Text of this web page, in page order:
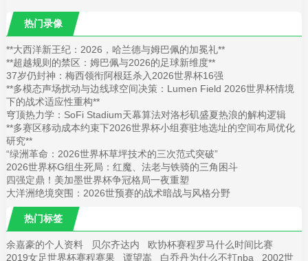
热门录像
**大西洋新王纪：2026，哈兰德与姆巴佩的加冕礼**
**超越规则的禁区：姆巴佩与2026的足球新维度**
37岁仍封神：梅西领衔阿根廷杀入2026世界杯16强
**多模态声场扰动与边线球空间决策：Lumen Field 2026世界杯情境
下的战术适应性重构**
穹顶热力学：SoFi Stadium天幕算法对洛杉矶盛夏热浪的解构逻辑
**多赛区移动成本约束下2026世界杯小组赛驻地选址的空间布局优化
研究**
“绿洲革命：2026世界杯草坪技术的三次范式突破”
2026世界杯G组生死局：红魔、法老与铁骑的三角困斗
四强定鼎！美加墨世界杯争冠格局一夜重塑
大洋洲绝境突围：2026世预赛的战术暗战与风格分野
热门标签
余嘉豪的个人资料 贝尔齐达内
欧协杯赛程罗马什么时间比赛
2019女足世界杯赛程赛果
谭望嵩 白乔丹为什么不打nba 2002世